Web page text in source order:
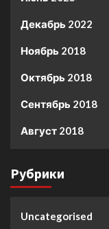
Декабрь 2022
Ноябрь 2018
Октябрь 2018
Сентябрь 2018
Август 2018
Рубрики
Uncategorised